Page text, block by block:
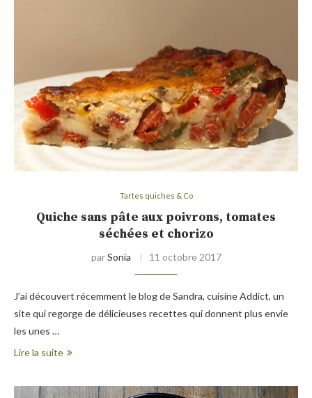
Tartes quiches & Co
Quiche sans pâte aux poivrons, tomates
séchées et chorizo
parSonia 11 octobre 2017
J’ai découvert récemment le blog de Sandra, cuisine Addict, un
site qui regorge de délicieuses recettes qui donnent plus envie
les unes …
Lire la suite